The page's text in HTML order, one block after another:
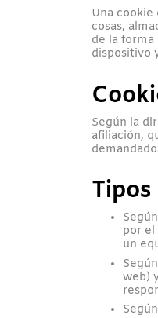
Una cookie
cosas,
de la forma
dispositivo
Según la
afiliación,
por el
un
web)